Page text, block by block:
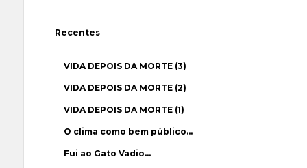
Recentes
VIDA DEPOIS DA MORTE (3)
VIDA DEPOIS DA MORTE (2)
VIDA DEPOIS DA MORTE (1)
O clima como bem público…
Fui ao Gato Vadio…